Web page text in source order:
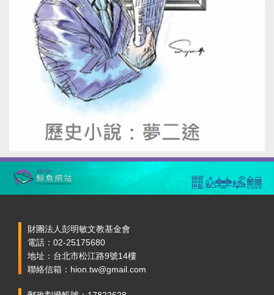
財團法人彭明敏文教基金會
電話：02-25175680
地址：台北市松江路9號14樓
聯絡信箱：hion.tw@gmail.com